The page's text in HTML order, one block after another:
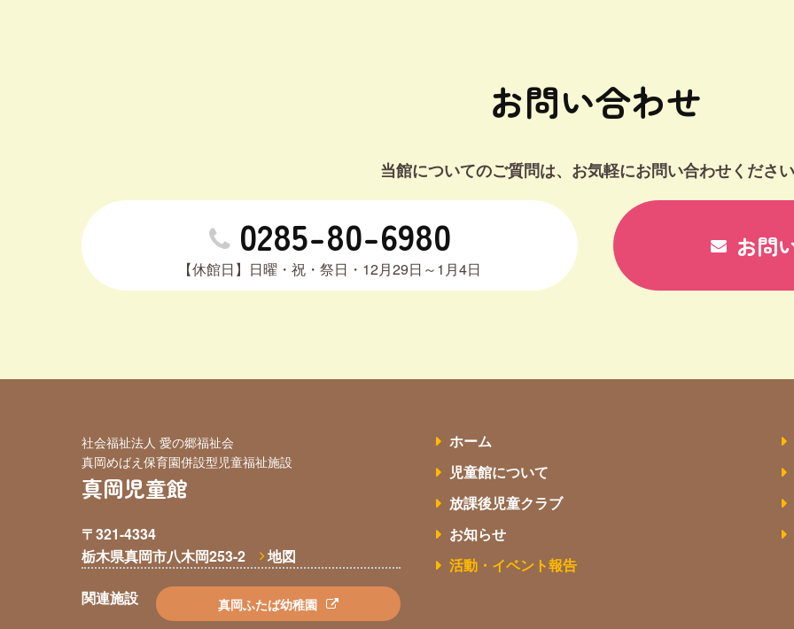
お問い合わせ
当館についてのご質問は、お気軽にお問い合わせくださ
0285-80-6980
【休館日】日曜・祝・祭日・12月29日～1月4日
お問
ホーム
児童館について
放課後児童クラブ
お知らせ
活動・イベント報告
社会福祉法人 愛の郷福祉会
真岡めばえ保育園併設型児童福祉施設
真岡児童館
〒321-4334
栃木県真岡市八木岡253-2 地図
関連施設 真岡ふたば幼稚園